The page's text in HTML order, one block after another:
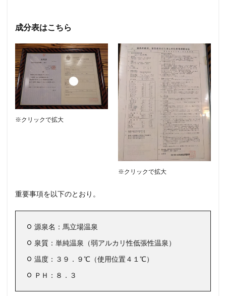
成分表はこちら
※クリックで拡大
※クリックで拡大
重要事項を以下のとおり。
源泉名：馬立場温泉
泉質：単純温泉（弱アルカリ性低張性温泉）
温度：３９．９℃（使用位置４１℃）
ＰＨ：８．３